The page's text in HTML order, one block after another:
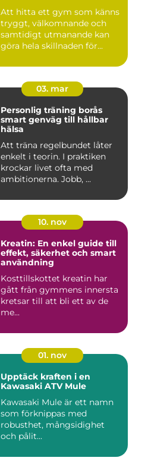
Att hitta ett gym som känns
tryggt, välkomnande och
samtidigt utmanande kan
göra hela skillnaden för...
03. mar
Personlig träning borås
smart genväg till hållbar
hälsa
Att träna regelbundet låter
enkelt i teorin. I praktiken
krockar livet ofta med
ambitionerna. Jobb, ...
10. nov
Kreatin: En enkel guide till
effekt, säkerhet och smart
användning
Kosttillskottet kreatin har
gått från gymmens innersta
kretsar till att bli ett av de
me...
01. nov
Upptäck kraften i en
Kawasaki ATV Mule
Kawasaki Mule är ett namn
som förknippas med
robusthet, mångsidighet
och pålit...